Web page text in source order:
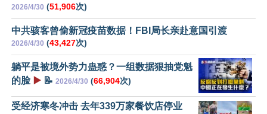
2026/4/30 (51,906次)
中共骇客曾偷新冠疫苗数据！FBI局长亲赴意国引渡
2026/4/30 (43,427次)
躺平是被境外势力蛊惑？一组数据狠抽党魁
的脸 ▶️ 📝 2026/4/30 (66,904次)
受经济寒冬冲击 去年339万家餐饮店停业